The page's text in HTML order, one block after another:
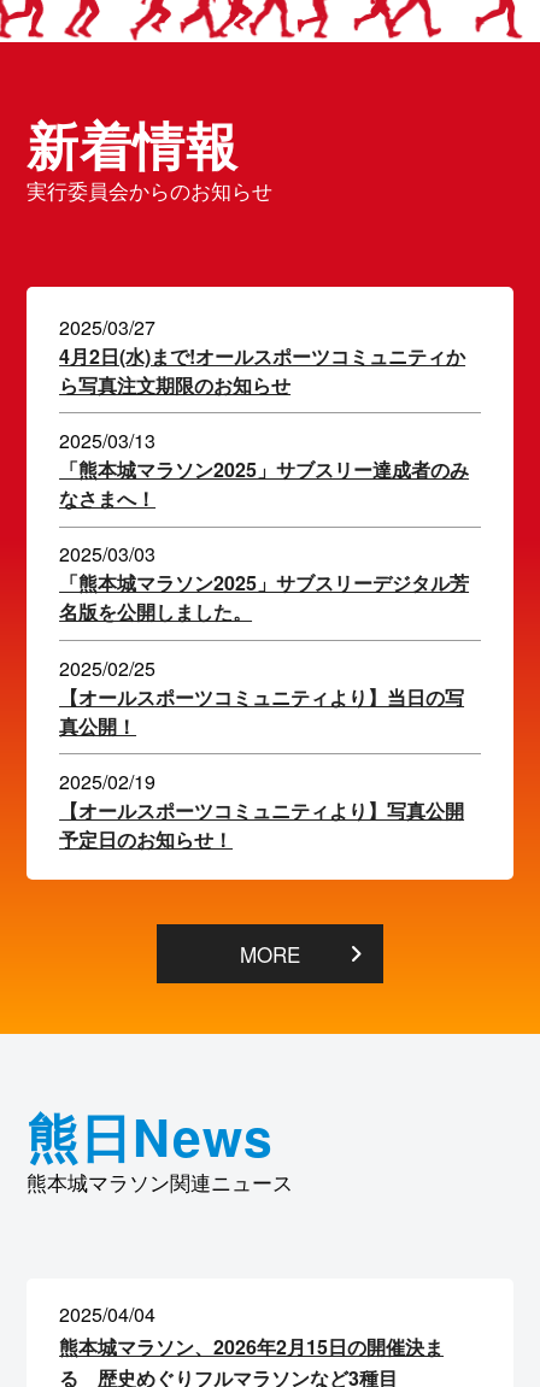
新着情報
実行委員会からのお知らせ
MORE
2025/03/27
4月2日(水)まで!オールスポーツコミュニティか
ら写真注文期限のお知らせ
2025/03/13
「熊本城マラソン2025」サブスリー達成者のみ
なさまへ！
2025/03/03
「熊本城マラソン2025」サブスリーデジタル芳
名版を公開しました。
2025/02/25
【オールスポーツコミュニティより】当日の写
真公開！
2025/02/19
【オールスポーツコミュニティより】写真公開
予定日のお知らせ！
熊日News
熊本城マラソン関連ニュース
2025/04/04
熊本城マラソン、2026年2月15日の開催決ま
る 歴史めぐりフルマラソンなど3種目